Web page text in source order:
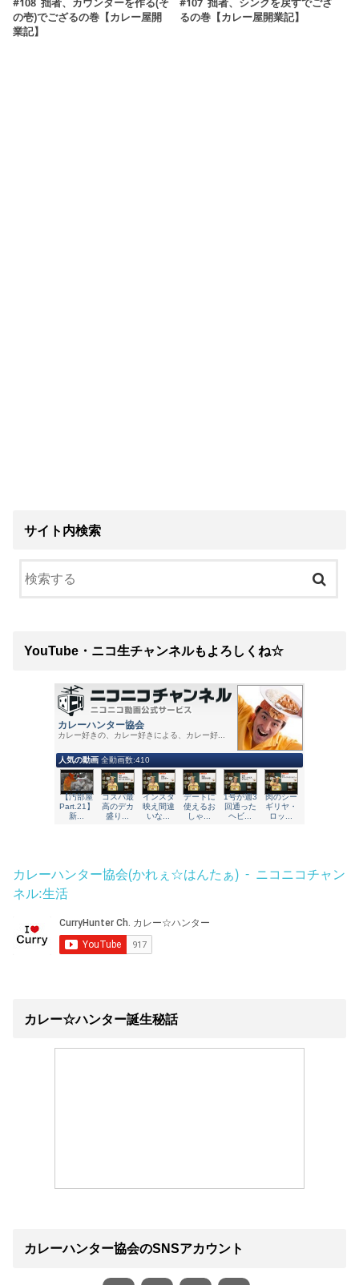
#108 拙者、カウンターを作る(そ
の壱)でござるの巻【カレー屋開
業記】
#107 拙者、シンクを戻すでござ
るの巻【カレー屋開業記】
サイト内検索
YouTube・ニコ生チャンネルもよろしくね☆
カレーハンター協会(かれぇ☆はんたぁ) - ニコニコチャン
ネル:生活
カレー☆ハンター誕生秘話
カレーハンター協会のSNSアカウント